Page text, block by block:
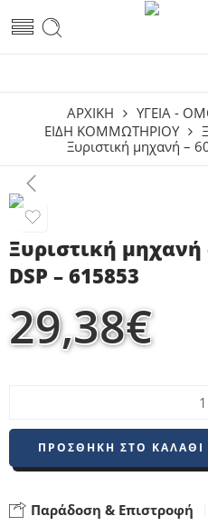
ΑΡΧΙΚΗ
ΥΓΕΙΑ -
ΕΊΔΗ ΚΟΜΜΩΤΗΡΊΟΥ
Ξυριστική μηχανή –
Ξυριστική μηχανή
DSP – 615853
29,38€
ΠΡΟΣΘΉΚΗ ΣΤΟ ΚΑΛΆΘΙ
Παράδοση & Επιστροφή